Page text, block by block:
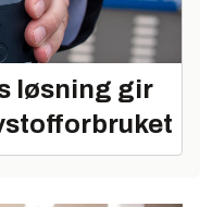
løsning gir